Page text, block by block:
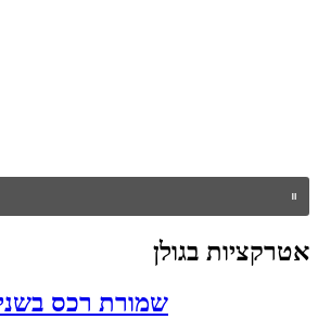
אטרקציות בגולן
שמורת רכס